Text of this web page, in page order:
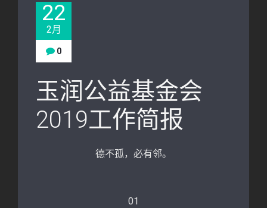
22
2月
0
玉润公益基金会
2019工作简报
德不孤，必有邻。
01